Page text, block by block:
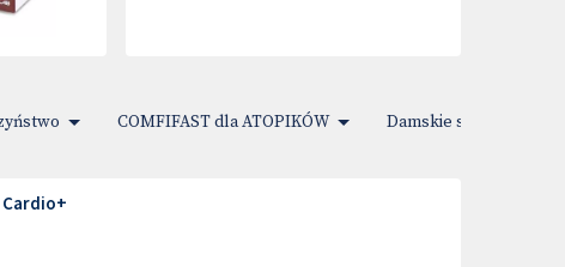
COMFIFAST dla ATOPIKÓW Damskie sprawy